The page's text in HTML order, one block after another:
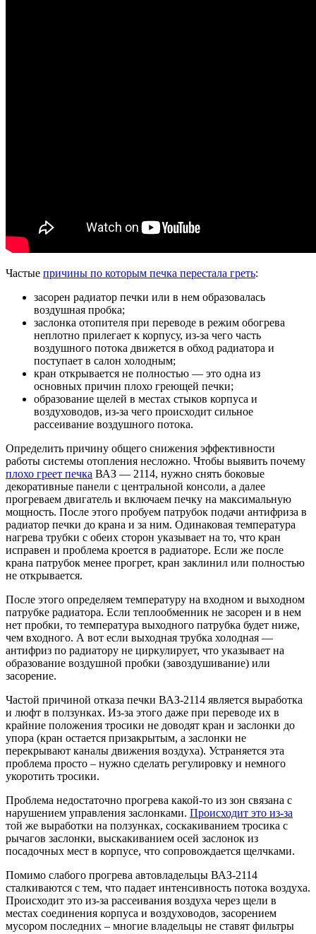
Частые причины по которым печка перестала греть:
засорен радиатор печки или в нем образовалась
воздушная пробка;
заслонка отопителя при переводе в режим обогрева
неплотно прилегает к корпусу, из-за чего часть
воздушного потока движется в обход радиатора и
поступает в салон холодным;
кран открывается не полностью — это одна из
основных причин плохо греющей печки;
образование щелей в местах стыков корпуса и
воздуховодов, из-за чего происходит сильное
рассеивание воздушного потока.
Определить причину общего снижения эффективности
работы системы отопления несложно. Чтобы выявить почему
плохо греет печка ВАЗ — 2114, нужно снять боковые
декоративные панели с центральной консоли, а далее
прогреваем двигатель и включаем печку на максимальную
мощность. После этого пробуем патрубок подачи антифриза в
радиатор печки до крана и за ним. Одинаковая температура
нагрева трубки с обеих сторон указывает на то, что кран
исправен и проблема кроется в радиаторе. Если же после
крана патрубок менее прогрет, кран заклинил или полностью
не открывается.
После этого определяем температуру на входном и выходном
патрубке радиатора. Если теплообменник не засорен и в нем
нет пробки, то температура выходного патрубка будет ниже,
чем входного. А вот если выходная трубка холодная —
антифриз по радиатору не циркулирует, что указывает на
образование воздушной пробки (завоздушивание) или
засорение.
Частой причиной отказа печки ВАЗ-2114 является выработка
и люфт в ползунках. Из-за этого даже при переводе их в
крайние положения тросики не доводят кран и заслонки до
упора (кран остается призакрытым, а заслонки не
перекрывают каналы движения воздуха). Устраняется эта
проблема просто – нужно сделать регулировку и немного
укоротить тросики.
Проблема недостаточно прогрева какой-то из зон связана с
нарушением управления заслонками. Происходит это из-за
той же выработки на ползунках, соскакиванием тросика с
рычагов заслонки, выскакиванием осей заслонок из
посадочных мест в корпусе, что сопровождается щелчками.
Помимо слабого прогрева автовладельцы ВАЗ-2114
сталкиваются с тем, что падает интенсивность потока воздуха.
Происходит это из-за рассеивания воздуха через щели в
местах соединения корпуса и воздуховодов, засорением
мусором последних – многие владельцы не ставят фильтры